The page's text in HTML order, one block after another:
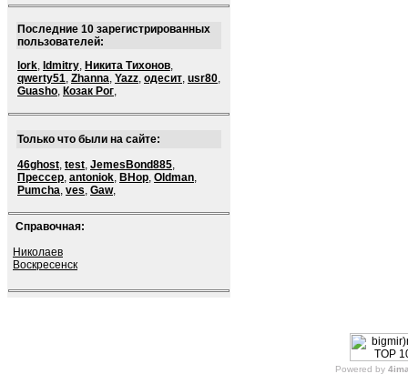
Последние 10 зарегистрированных
пользователей:
lork, ldmitry, Никита Тихонов,
qwerty51, Zhanna, Yazz, одесит, usr80,
Guasho, Козак Рог,
Только что были на сайте:
46ghost, test, JemesBond885,
Прессер, antoniok, BHop, Oldman,
Pumcha, ves, Gaw,
Справочная:
Николаев
Воскресенск
Powered by